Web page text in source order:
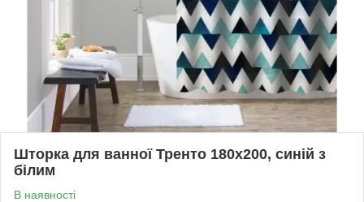
Шторка для ванної Тренто 180х200, синій з
білим
В наявності